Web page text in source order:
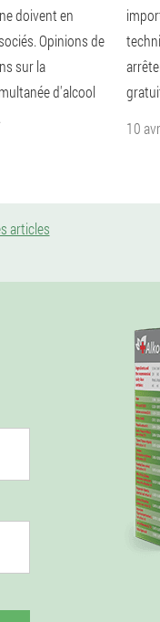
doivent en
Opinions de
sur la
d'alcool
10
articles